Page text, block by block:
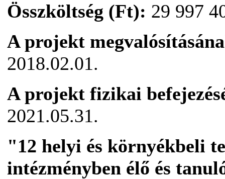
Összköltség (Ft): 29 997
A projekt
2018.02.01.
A projekt fizikai
2021.05.31.
"12 helyi és környékbeli
intézményben élő és